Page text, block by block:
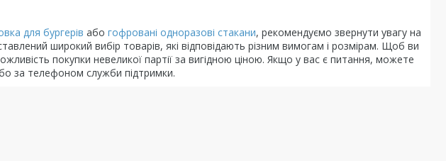
для бургерів або гофровані одноразові стакани, рекомендуємо звернути увагу на
широкий вибір товарів, які відповідають різним вимогам і розмірам. Щоб ви
покупки невеликої партії за вигідною ціною. Якщо у вас є питання, можете
за телефоном служби підтримки.